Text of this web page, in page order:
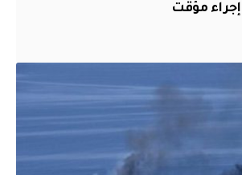
مؤقت